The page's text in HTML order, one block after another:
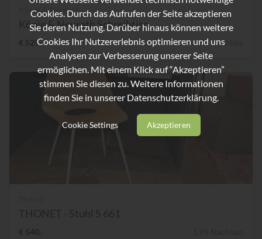
König & Neurath
König & Neurath Schreibtisc...
€ 529,- 59% Nachlass
Cookies. Durch das Aufrufen der Seite akzeptieren
Sie deren Nutzung. Darüber hinaus können weitere
Cookies Ihr Nutzererlebnis optimieren und uns
Analysen zur Verbesserung unserer Seite
ermöglichen. Mit einem Klick auf “Akzeptieren”
stimmen Sie diesen zu. Weitere Informationen
finden Sie in unserer Datenschutzerklärung.
Cookie Settings Akzeptieren